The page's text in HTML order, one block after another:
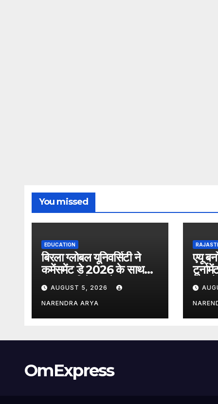
You missed
EDUCATION
बिरला ग्लोबल यूनिवर्सिटी ने
कमेंसमेंट डे 2026 के साथ
मास कम्युनिकेशन के नए
विद्यार्थियों का किया स्वागत
AUGUST 5, 2026
NARENDRA ARYA
एयू
की
हुआ
OmExpress